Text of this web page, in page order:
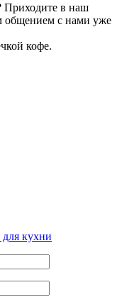
Приходите в наш
общением с нами уже
кофе.